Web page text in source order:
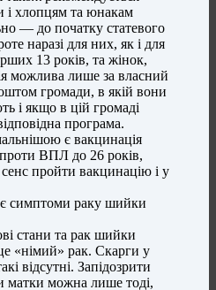
і хлопцям та юнакам
— до початку статевого
наразі для них, як і для
13 років, та жінок,
можлива лише за власний
громади, в якій вони
і якщо в цій громаді
програма.
є вакцинація
ВПЛ до 26 років,
пройти вакцинацію і у
симптоми раку шийки
стани та рак шийки
«німий» рак. Скарги у
відсутні. Запідозрити
матки можна лише тоді,